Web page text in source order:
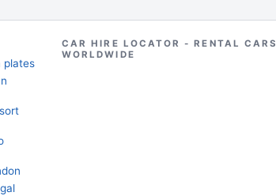
plates
CAR HIRE LOCATOR - RENTAL CARS
WORLDWIDE